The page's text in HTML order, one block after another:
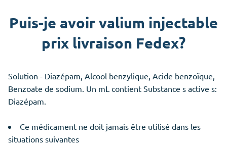
Puis-je avoir valium injectable
prix livraison Fedex?
Solution - Diazépam, Alcool benzylique, Acide benzoïque,
Benzoate de sodium. Un mL contient Substance s active s:
Diazépam.
Ce médicament ne doit jamais être utilisé dans les
situations suivantes